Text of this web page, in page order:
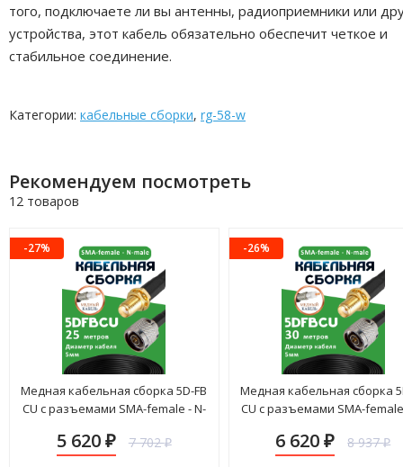
того, подключаете ли вы антенны, радиоприемники или
устройства, этот кабель обязательно обеспечит четкое и
стабильное соединение.
Категории: кабельные сборки, rg-58-w
Рекомендуем посмотреть
12 товаров
-27%
Медная кабельная сборка 5D-FB
CU с разъемами SMA-female - N-
5 620 ₽ 7 702₽
-26%
Медная кабельная сборка
CU с разъемами SMA-
6 620₽ 8 937₽